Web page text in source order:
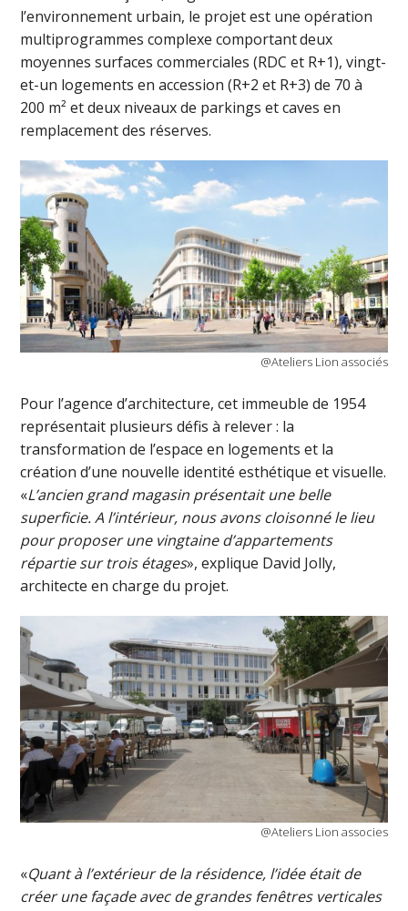
l’environnement urbain, le projet est une opération
multiprogrammes complexe comportant deux
moyennes surfaces commerciales (RDC et R+1), vingt-
et-un logements en accession (R+2 et R+3) de 70 à
200 m² et deux niveaux de parkings et caves en
remplacement des réserves.
@Ateliers Lion associés
Pour l’agence d’architecture, cet immeuble de 1954
représentait plusieurs défis à relever : la
transformation de l’espace en logements et la
création d’une nouvelle identité esthétique et visuelle.
«L’ancien grand magasin présentait une belle
superficie. A l’intérieur, nous avons cloisonné le lieu
pour proposer une vingtaine d’appartements
répartie sur trois étages», explique David Jolly,
architecte en charge du projet.
@Ateliers Lion associes
«Quant à l’extérieur de la résidence, l’idée était de
créer une façade avec de grandes fenêtres verticales